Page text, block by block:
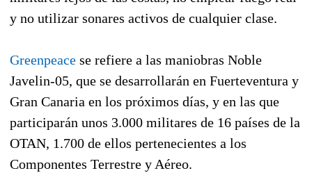
y no utilizar sonares activos de cualquier clase.
Greenpeace se refiere a las maniobras Noble
Javelin-05, que se desarrollarán en Fuerteventura y
Gran Canaria en los próximos días, y en las que
participarán unos 3.000 militares de 16 países de la
OTAN, 1.700 de ellos pertenecientes a los
Componentes Terrestre y Aéreo.